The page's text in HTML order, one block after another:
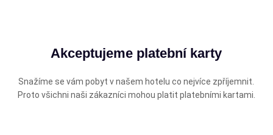
Akceptujeme platební karty
Snažíme se vám pobyt v našem hotelu co nejvíce zpříjemnit.
Proto všichni naši zákazníci mohou platit platebními kartami.